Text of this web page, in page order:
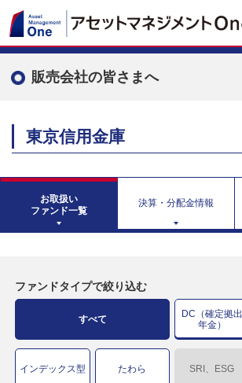
販売会社の皆さまへ
東京信用金庫
お取扱い
ファンド一覧
決算・分配金情報
ファンドタイプで絞り込む
すべて
DC（確定拠出
年金）
インデックス型 たわら SRI、ESG